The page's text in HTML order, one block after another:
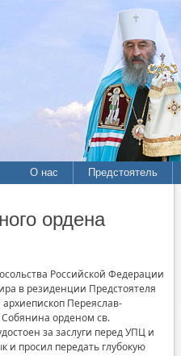
О нас Предстоятель
ордена
Российской Федерации
в резиденции Предстоятеля
Переяслав-
орденом св.
за заслуги перед УПЦ и
и просил передать глубокую